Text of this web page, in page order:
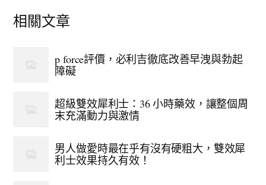
相關文章
p force評價，必利吉徹底改善早洩與勃起
障礙
超級雙效犀利士：36 小時藥效，讓整個周
末充滿動力與激情
男人做愛時最在乎有沒有硬粗大，雙效犀
利士效果持久有效！